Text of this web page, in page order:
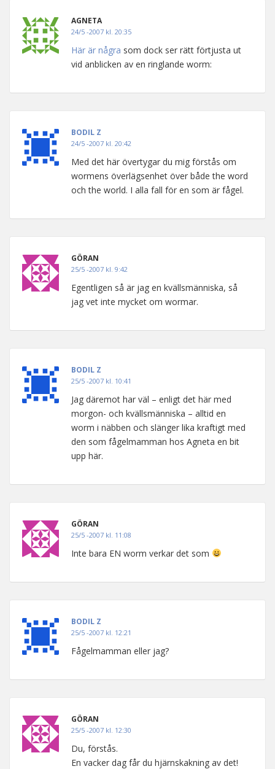
AGNETA
24/5 -2007 kl. 20:35
Här är några som dock ser rätt förtjusta ut
vid anblicken av en ringlande worm:
BODIL Z
24/5 -2007 kl. 20:42
Med det här övertygar du mig förstås om
wormens överlägsenhet över både the word
och the world. I alla fall för en som är fågel.
GÖRAN
25/5 -2007 kl. 9:42
Egentligen så är jag en kvällsmänniska, så
jag vet inte mycket om wormar.
BODIL Z
25/5 -2007 kl. 10:41
Jag däremot har väl – enligt det här med
morgon- och kvällsmänniska – alltid en
worm i näbben och slänger lika kraftigt med
den som fågelmamman hos Agneta en bit
upp här.
GÖRAN
25/5 -2007 kl. 11:08
Inte bara EN worm verkar det som
BODIL Z
25/5 -2007 kl. 12:21
Fågelmamman eller jag?
GÖRAN
25/5 -2007 kl. 12:30
Du, förstås.
En vacker dag får du hjärnskakning av det!